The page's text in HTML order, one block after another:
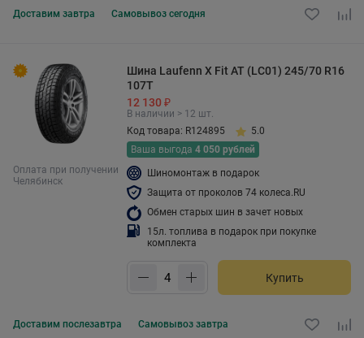
Доставим завтра Самовывоз сегодня
Оплата при получении
Челябинск
Шина Laufenn X Fit AT (LC01) 245/70 R16
107T
12 130 ₽
В наличии > 12 шт.
Код товара: R124895
5.0
Ваша выгода 4 050 рублей
Шиномонтаж в подарок
Защита от проколов 74 колеса.RU
Обмен старых шин в зачет новых
15л. топлива в подарок при покупке
комплекта
Купить
Доставим послезавтра Самовывоз завтра